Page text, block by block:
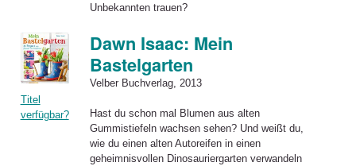
Unbekannten trauen?
Titel
verfügbar?
Dawn Isaac: Mein
Bastelgarten
Velber Buchverlag, 2013
Hast du schon mal Blumen aus alten
Gummistiefeln wachsen sehen? Und weißt du,
wie du einen alten Autoreifen in einen
geheimnisvollen Dinosauriergarten verwandeln